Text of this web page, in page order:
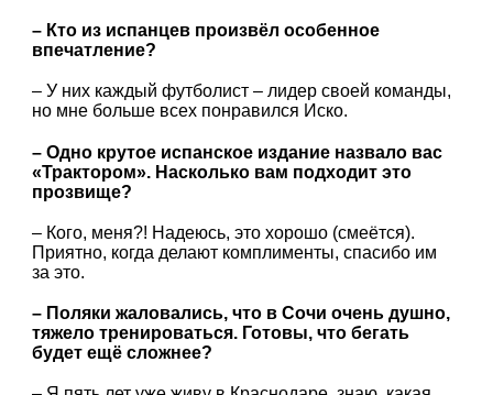
– Кто из испанцев произвёл особенное
впечатление?
– У них каждый футболист – лидер своей команды,
но мне больше всех понравился Иско.
– Одно крутое испанское издание назвало вас
«Трактором». Насколько вам подходит это
прозвище?
– Кого, меня?! Надеюсь, это хорошо (смеётся).
Приятно, когда делают комплименты, спасибо им
за это.
– Поляки жаловались, что в Сочи очень душно,
тяжело тренироваться. Готовы, что бегать
будет ещё сложнее?